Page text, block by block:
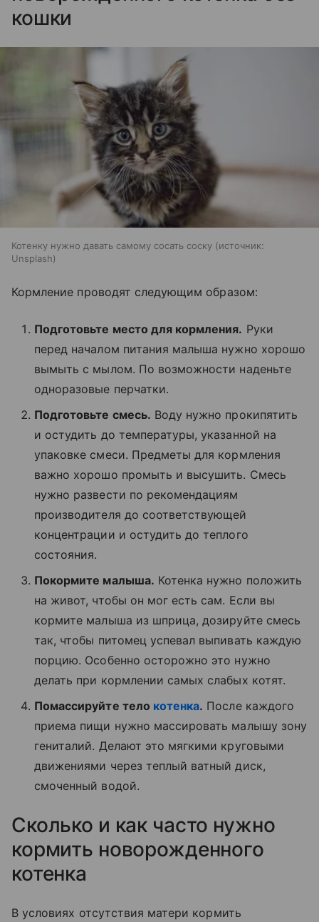
кошки
Котенку нужно давать самому сосать соску
источник:
Unsplash
Кормление проводят следующим образом:
Подготовьте место для кормления. Руки
перед началом питания малыша нужно хорошо
вымыть с мылом. По возможности наденьте
одноразовые перчатки.
Подготовьте смесь. Воду нужно прокипятить
и остудить до температуры, указанной на
упаковке смеси. Предметы для кормления
важно хорошо промыть и высушить. Смесь
нужно развести по рекомендациям
производителя до соответствующей
концентрации и остудить до теплого
состояния.
Покормите малыша. Котенка нужно положить
на живот, чтобы он мог есть сам. Если вы
кормите малыша из шприца, дозируйте смесь
так, чтобы питомец успевал выпивать каждую
порцию. Особенно осторожно это нужно
делать при кормлении самых слабых котят.
Помассируйте тело котенка. После каждого
приема пищи нужно массировать малышу зону
гениталий. Делают это мягкими круговыми
движениями через теплый ватный диск,
смоченный водой.
Сколько и как часто нужно
кормить новорожденного
котенка
В условиях отсутствия матери кормить